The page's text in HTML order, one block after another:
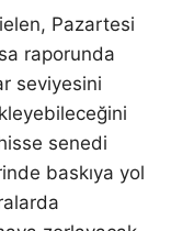
Pazartesi
raporunda
seviyesini
senedi
baskıya yol